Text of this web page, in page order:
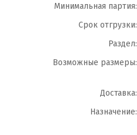
Минимальная партия:
Срок отгрузки:
Раздел:
Возможные размеры:
Доставка:
Назначение: